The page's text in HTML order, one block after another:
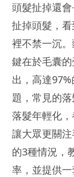
頭髮扯掉還
扯掉頭髮，
裡不禁一沉
鍵在於毛囊
出，高達
題，常見的
落髮年輕化
讓大眾更關
的3種情況，
率，並提供